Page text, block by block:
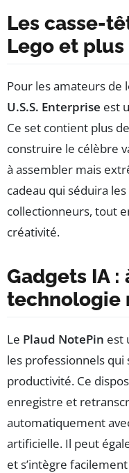
Les casse-
Lego et
Pour les amateurs de
U.S.S. Enterprise est
Ce set contient plus
construire le célèbre
à assembler mais
cadeau qui séduira
collectionneurs, tout
créativité.
Gadgets IA
technologie
Le Plaud NotePin est
les professionnels
productivité. Ce
enregistre et
automatiquement
artificielle. Il peut
et s’intègre